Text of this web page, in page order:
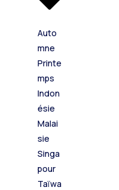
Auto
mne
Printe
mps
Indon
ésie
Malai
sie
Singa
pour
Taïwa